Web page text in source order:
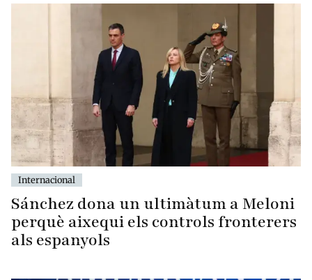
Internacional
Sánchez dona un ultimàtum a Meloni
perquè aixequi els controls fronterers
als espanyols